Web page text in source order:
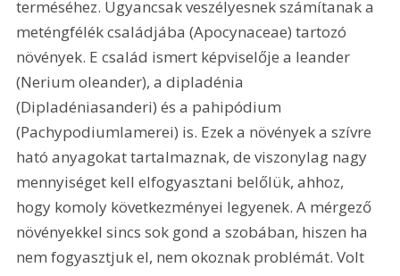
terméséhez. Ugyancsak veszélyesnek számítanak a
meténgfélék családjába (Apocynaceae) tartozó
növények. E család ismert képviselője a leander
(Nerium oleander), a dipladénia
(Dipladéniasanderi) és a pahipódium
(Pachypodiumlamerei) is. Ezek a növények a szívre
ható anyagokat tartalmaznak, de viszonylag nagy
mennyiséget kell elfogyasztani belőlük, ahhoz,
hogy komoly következményei legyenek. A mérgező
növényekkel sincs sok gond a szobában, hiszen ha
nem fogyasztjuk el, nem okoznak problémát. Volt